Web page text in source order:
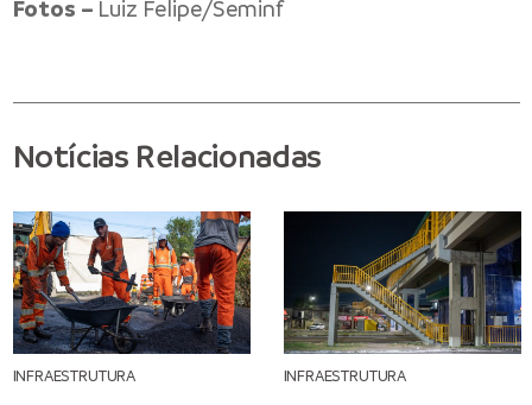
Fotos – Luiz Felipe/Seminf
Notícias Relacionadas
INFRAESTRUTURA INFRAESTRUTURA